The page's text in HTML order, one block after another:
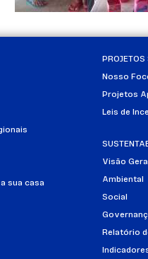
sua casa
Nosso
Projetos
Leis de
Visão Geral
Ambiental
Social
Relatório